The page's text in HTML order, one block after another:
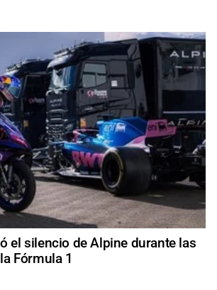
el silencio de Alpine durante las
Fórmula 1